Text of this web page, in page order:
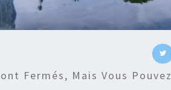
Fermés, Mais Vous Pouvez